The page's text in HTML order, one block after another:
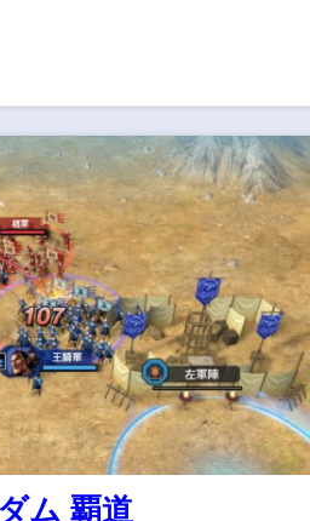
ム 覇道